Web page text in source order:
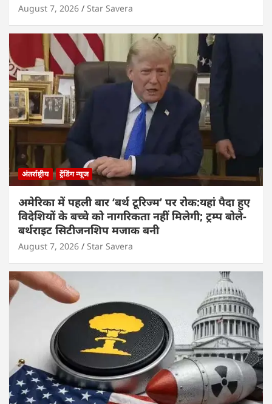
August 7, 2026 Star Savera
अंतर्राष्ट्रीय ट्रेंडिंग न्यूज
अमेरिका में पहली बार ‘बर्थ टूरिज्म’ पर रोक:यहां पैदा हुए
विदेशियों के बच्चे को नागरिकता नहीं मिलेगी; ट्रम्प बोले-
बर्थराइट सिटीजनशिप मजाक बनी
August 7, 2026 Star Savera